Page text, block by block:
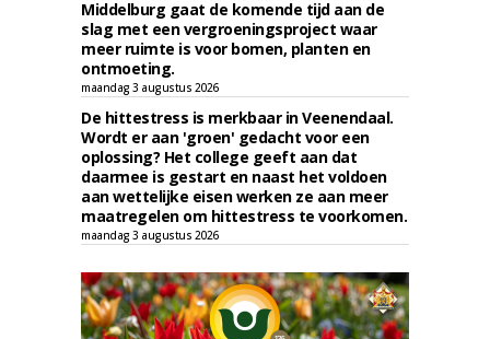
Middelburg gaat de komende tijd aan de
slag met een vergroeningsproject waar
meer ruimte is voor bomen, planten en
ontmoeting.
maandag 3 augustus 2026
De hittestress is merkbaar in Veenendaal.
Wordt er aan 'groen' gedacht voor een
oplossing? Het college geeft aan dat
daarmee is gestart en naast het voldoen
aan wettelijke eisen werken ze aan meer
maatregelen om hittestress te voorkomen.
maandag 3 augustus 2026